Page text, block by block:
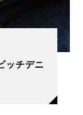
ッチデニ